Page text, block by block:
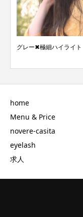
グレー✖︎極細ハイライト
home
Menu & Price
novere-casita
eyelash
求人